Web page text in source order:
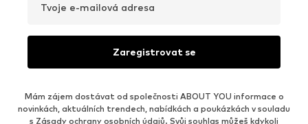
Tvoje e-mailová adresa
Zaregistrovat se
Mám zájem dostávat od společnosti ABOUT YOU informace o
novinkách, aktuálních trendech, nabídkách a poukázkách v souladu
s Zásady ochrany osobních údajů. Svůj souhlas můžeš kdykoli